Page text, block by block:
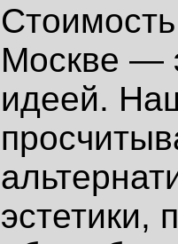
Москве —
идеей.
эстетики,